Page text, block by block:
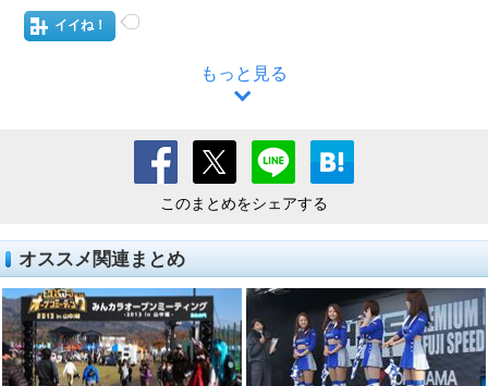
イイね！
もっと見る
このまとめをシェアする
オススメ関連まとめ